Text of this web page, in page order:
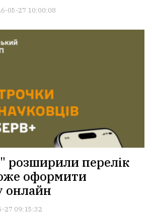
05-27 10:00:08
розширили перелік
оформити
онлайн
27 09:15:32